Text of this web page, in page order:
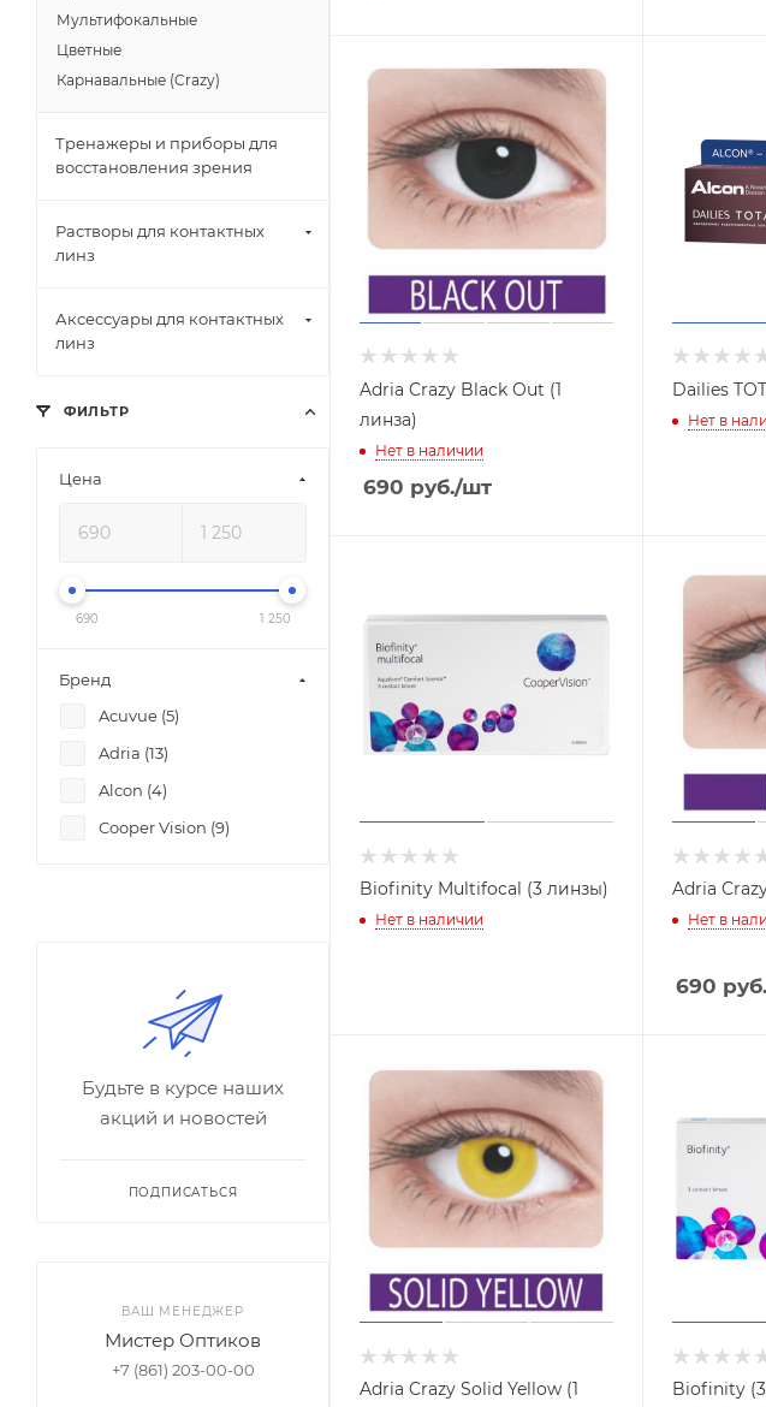
Adria Crazy Black Out (1
линза)
Нет в наличии
690 руб./шт
Dailies
Нет в
Biofinity Multifocal (3 линзы)
Нет в наличии
Adria
Нет в
690 руб.
Adria Crazy Solid Yellow (1
Biofinity
Мультифокальные
Цветные
Карнавальные (Crazy)
Тренажеры и приборы для
восстановления зрения
Растворы для контактных
линз
Аксессуары для контактных
линз
ФИЛЬТР
Цена
690 1 250
Бренд
Acuvue (5)
Adria (13)
Alcon (4)
Cooper Vision (9)
Будьте в курсе наших
акций и новостей
ПОДПИСАТЬСЯ
ВАШ МЕНЕДЖЕР
Мистер Оптиков
+7 (861) 203-00-00